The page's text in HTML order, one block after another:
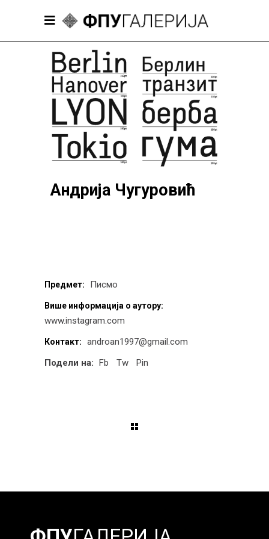
Андрија Чугуровић
Предмет: Писмо
Више информација о аутору:
www.instagram.com
Контакт:
androan1997@gmail.com
Подели на: Fb Tw Pin